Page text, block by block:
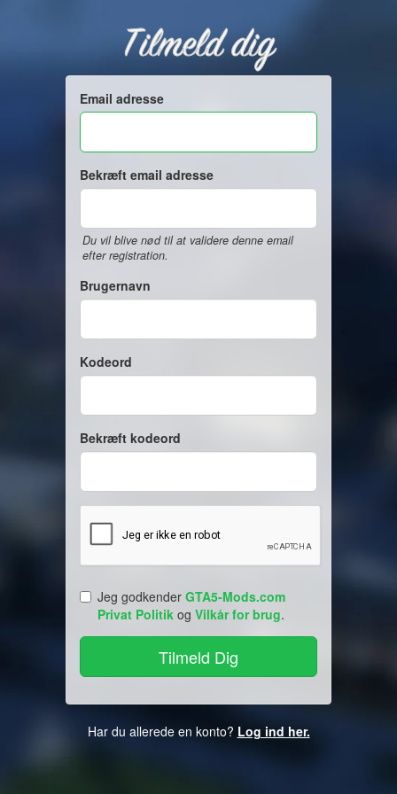
Tilmeld dig
Email adresse
Bekræft email adresse
Du vil blive nød til at validere denne email
efter registration.
Brugernavn
Kodeord
Bekræft kodeord
Jeg godkender GTA5-Mods.com
Privat Politik og Vilkår for brug.
Har du allerede en konto? Log ind her.